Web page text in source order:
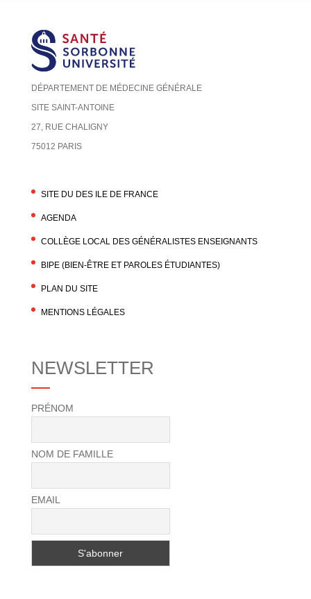
DÉPARTEMENT DE MÉDECINE GÉNÉRALE
SITE SAINT-ANTOINE
27, RUE CHALIGNY
75012 PARIS
SITE DU DES ILE DE FRANCE
AGENDA
COLLÈGE LOCAL DES GÉNÉRALISTES ENSEIGNANTS
BIPE (BIEN-ÊTRE ET PAROLES ÉTUDIANTES)
PLAN DU SITE
MENTIONS LÉGALES
NEWSLETTER
PRÉNOM
NOM DE FAMILLE
EMAIL